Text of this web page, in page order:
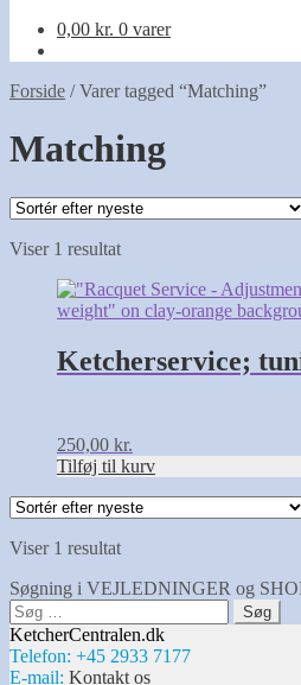
0,00 kr. 0 varer
Forside /Varer tagged “Matching”
Matching
Viser 1 resultat
Ketcherservice;
250,00 kr.
Tilføj til kurv
Viser 1 resultat
Søgning i VEJLEDNINGER og
Søg
efter:
KetcherCentralen.dk
Telefon: +45 2933 7177
E-mail: Kontakt os